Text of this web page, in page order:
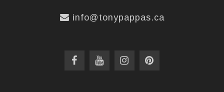
info@tonypappas.ca